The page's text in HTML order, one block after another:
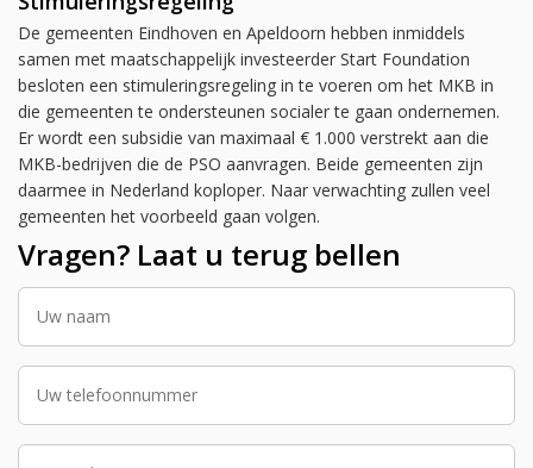
De gemeenten Eindhoven en Apeldoorn hebben inmiddels
samen met maatschappelijk investeerder Start Foundation
besloten een stimuleringsregeling in te voeren om het MKB in
die gemeenten te ondersteunen socialer te gaan ondernemen.
Er wordt een subsidie van maximaal € 1.000 verstrekt aan die
MKB-bedrijven die de PSO aanvragen. Beide gemeenten zijn
daarmee in Nederland koploper. Naar verwachting zullen veel
gemeenten het voorbeeld gaan volgen.
Vragen? Laat u terug bellen